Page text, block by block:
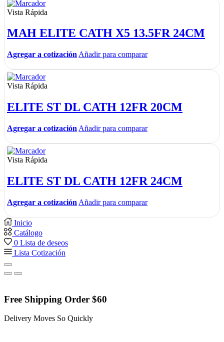
Vista Rápida
MAH ELITE CATH X5 13.5FR 24CM
Agregar a cotización Añadir para comparar
Vista Rápida
ELITE ST DL CATH 12FR 20CM
Agregar a cotización Añadir para comparar
Vista Rápida
ELITE ST DL CATH 12FR 24CM
Agregar a cotización Añadir para comparar
Inicio
Catálogo
0 Lista de deseos
Lista Cotización
Free Shipping Order $60
Delivery Moves So Quickly